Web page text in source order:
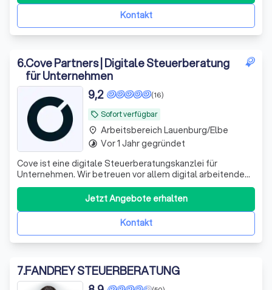
Kontakt
6.Cove Partners | Digitale Steuerberatung
für Unternehmen
local_offer Sofort verfügbar
(16)
9,2
Cove ist eine digitale Steuerberatungskanzlei für
Unternehmen. Wir betreuen vor allem digital arbeitende
Kapitalgesellschaften – GmbH, UG und AG – mit laufender
Finanzbuchhaltung, Umsatzsteuervoranmeldungen,
Jahresabschlüssen, Steuererklärungen und
Lohnbuchhaltung. Unsere Arbeitsweise ist konsequen
Kontakt
Jetzt Angebote erhalten
place Arbeitsbereich Lauenburg/Elbe
timelapse Vor 1 Jahr gegründet
7.FANDREY STEUERBERATUNG